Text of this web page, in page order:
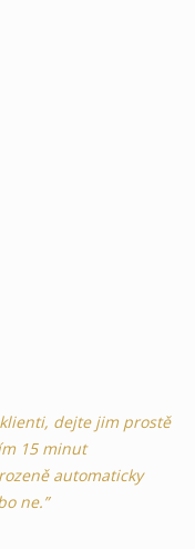
dejte jim prostě
15 minut
automaticky
ne.”